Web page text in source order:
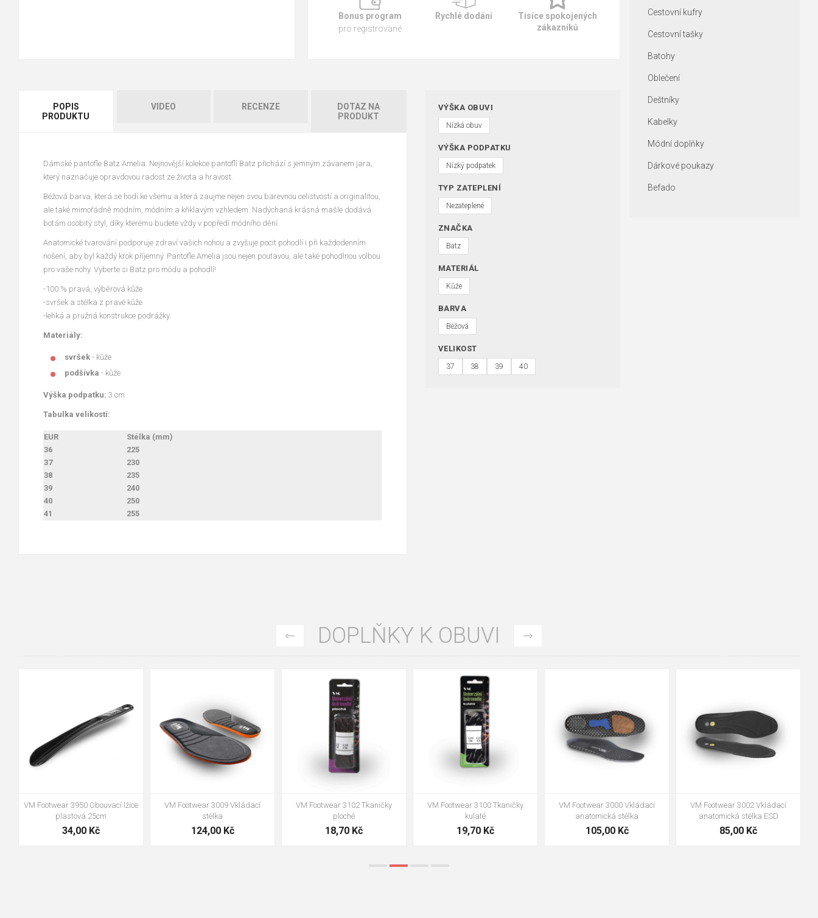
Bonus program
pro registrované
Rychlé dodání
Tisíce spokojených
zákazníků
POPIS
PRODUKTU
VIDEO RECENZE
DOTAZ NA
PRODUKT
Dámské pantofle Batz Amelia. Nejnovější kolekce pantoflí Batz přichází s jemným závanem jara,
který naznačuje opravdovou radost ze života a hravost.
Béžová barva, která se hodí ke všemu a která zaujme nejen svou barevnou celistvostí a originalitou,
ale také mimořádně módním, módním a křiklavým vzhledem. Nadýchaná krásná mašle dodává
botám osobitý styl, díky kterému budete vždy v popředí módního dění.
Anatomické tvarování podporuje zdraví vašich nohou a zvyšuje pocit pohodlí i při každodenním
nošení, aby byl každý krok příjemný. Pantofle Amelia jsou nejen poutavou, ale také pohodlnou volbou
pro vaše nohy. Vyberte si Batz pro módu a pohodlí!
-100 % pravá, výběrová kůže
-svršek a stélka z pravé kůže
-lehká a pružná konstrukce podrážky.
Materiály:
svršek - kůže
podšívka - kůže
Výška podpatku: 3 cm
Tabulka velikostí:
EUR
Stélka (mm)
36
225
37
230
38
235
39
240
40
250
41
255
VÝŠKA OBUVI
Nízká obuv
VÝŠKA PODPATKU
Nízký podpatek
TYP ZATEPLENÍ
Nezateplené
ZNAČKA
Batz
MATERIÁL
Kůže
BARVA
Béžová
VELIKOST
37 38 39 40
Cestovní kufry
Cestovní tašky
Batohy
Oblečení
Deštníky
Kabelky
Módní doplňky
Dárkové poukazy
Befado
DOPLŇKY K OBUVI
VM Footwear 3950 Obouvací lžíce
plastová 25cm
34,00 Kč
VM Footwear 3009 Vkládací
stélka
124,00 Kč
VM Footwear 3102 Tkaničky
ploché
18,70 Kč
125cm
VM Footwear 3100 Tkaničky
kulaté
19,70 Kč
125cm
VM Footwear 3000 Vkládací
anatomická stélka
105,00 Kč
VM Footwear 3002 Vkládací
anatomická stélka ESD
85,00 Kč